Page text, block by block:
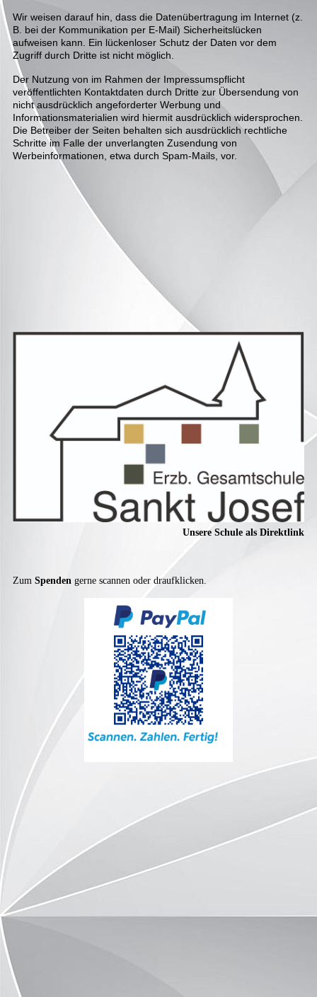
Wir weisen darauf hin, dass die Datenübertragung im Internet (z.
B. bei der Kommunikation per E-Mail) Sicherheitslücken
aufweisen kann. Ein lückenloser Schutz der Daten vor dem
Zugriff durch Dritte ist nicht möglich.
Der Nutzung von im Rahmen der Impressumspflicht
veröffentlichten Kontaktdaten durch Dritte zur Übersendung von
nicht ausdrücklich angeforderter Werbung und
Informationsmaterialien wird hiermit ausdrücklich widersprochen.
Die Betreiber der Seiten behalten sich ausdrücklich rechtliche
Schritte im Falle der unverlangten Zusendung von
Werbeinformationen, etwa durch Spam-Mails, vor.
Unsere Schule als Direktlink
Zum Spendengerne scannen oder draufklicken.